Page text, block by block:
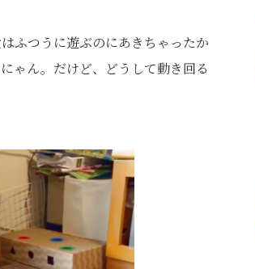
ふつうに遊ぶのにあきちゃったか
ゃん。だけど、どうして動き回る